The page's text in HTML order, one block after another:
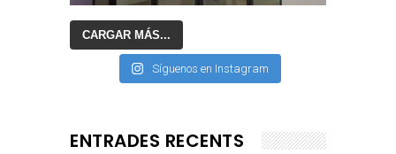
CARGAR MÁS...
Síguenos en Instagram
ENTRADES RECENTS